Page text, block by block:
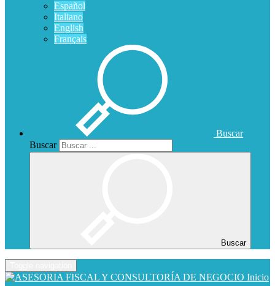
Español
Italiano
English
Français
Buscar
Buscar
Buscar
Inicio